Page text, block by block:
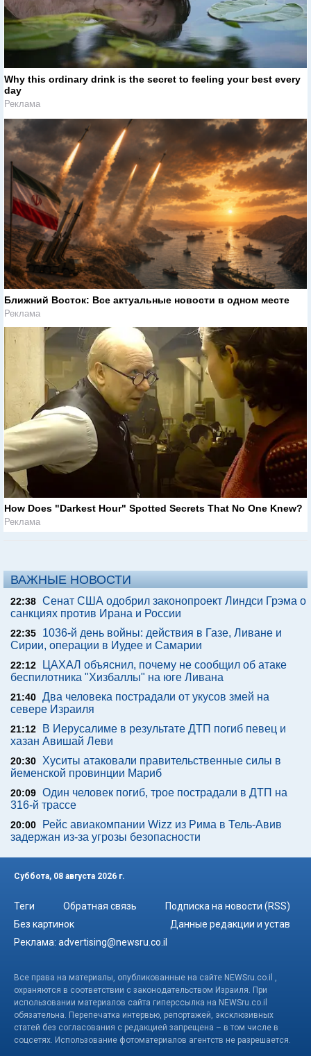
Why this ordinary drink is the secret to feeling your best every
day
Реклама
Ближний Восток: Все актуальные новости в одном месте
Реклама
How Does "Darkest Hour" Spotted Secrets That No One Knew?
Реклама
ВАЖНЫЕ НОВОСТИ
22:38 Сенат США одобрил законопроект Линдси Грэма о
санкциях против Ирана и России
22:35
1036-й день войны: действия в Газе, Ливане и
Сирии, операции в Иудее и Самарии
22:12
ЦАХАЛ объяснил, почему не сообщил об атаке
беспилотника "Хизбаллы" на юге Ливана
21:40 Два человека пострадали от укусов змей на
севере Израиля
21:12
В Иерусалиме в результате ДТП погиб певец и
хазан Авишай Леви
20:30 Хуситы атаковали правительственные силы в
йеменской провинции Мариб
20:09 Один человек погиб, трое пострадали в ДТП на
316-й трассе
20:00
Рейс авиакомпании Wizz из Рима в Тель-Авив
задержан из-за угрозы безопасности
Суббота, 08 августа 2026 г.
Теги Обратная связь
Подписка на новости (RSS)
Без картинок
Данные редакции и устав
Реклама: advertising@newsru.co.il
Все права на материалы, опубликованные на сайте NEWSru.co.il ,
охраняются в соответствии с законодательством Израиля. При
использовании материалов сайта гиперссылка на NEWSru.co.il
обязательна. Перепечатка интервью, репортажей, эксклюзивных
статей без согласования с редакцией запрещена – в том числе в
соцсетях. Использование фотоматериалов агентств не разрешается.